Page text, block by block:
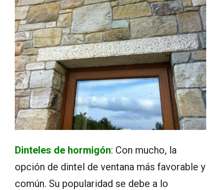
Dinteles de hormigón: Con mucho, la
opción de dintel de ventana más favorable y
común. Su popularidad se debe a lo